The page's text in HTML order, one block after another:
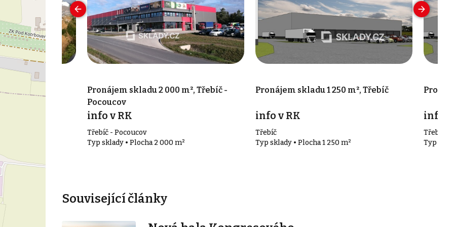
m²,
Pronájem skladu 2 000 m², Třebíč -
Pocoucov
info v RK
Třebíč - Pocoucov
Typ sklady • Plocha 2 000 m²
Pronájem skladu 1 250 m², Třebíč
info v RK
Třebíč
Typ sklady • Plocha 1 250 m²
info v
Třebíč
Typ
Související články